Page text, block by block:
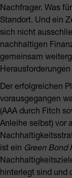
Nachfrager. Was
Standort. Und ein
sich nicht
nachhaltigen
gemeinsam
Der erfolgreichen
vorausgegangen
(AAA durch Fitch
Anleihe selbst) vor
ist ein Green Bond
hinterlegt sind und